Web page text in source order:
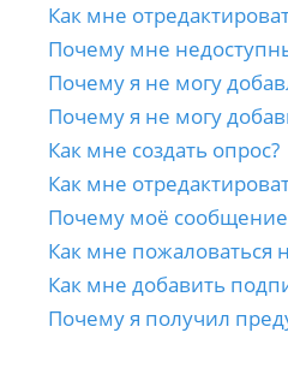
Как мне
Почему мне
Почему я не могу
Почему я не могу
Как мне создать опрос?
Как мне
Почему моё сообщение
Как мне пожаловаться
Как мне добавить
Почему я получил